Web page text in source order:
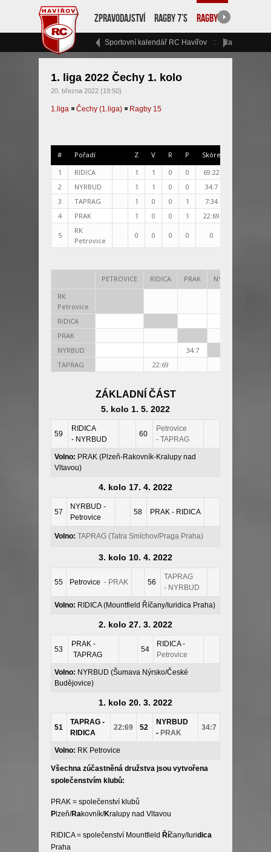
Zpravodajství Ragby 7’s Ragby 15
Sportovní kalendář RC Havířov Ragbyový
1. liga 2022 Čechy 1. kolo
20. března 2022 (19:50)
1.liga ◾ Čechy (1.liga) ◾ Ragby 15
# Pořadí Z V R P Skóre
1
RIDICA 1 1 0 0 69:22
2
NYRBUD 1 1 0 0 34:7
3
TAPRAG 1 0 0 1 7:34
4
PRAK 1 0 0 1 22:69
5
RK
Petrovice
0 0 0 0 0
PETROVICE RIDICA PRAK NYRBUD
RK
Petrovice
RIDICA
PRAK
NYRBUD
34:7
TAPRAG
22:69
ZÁKLADNÍ ČÁST
5. kolo 1. 5. 2022
59
RIDICA
- NYRBUD
60
Petrovice
- TAPRAG
Volno: PRAK (Plzeň-Rakovník-Kralupy nad
Vltavou)
4. kolo 17. 4. 2022
57
NYRBUD -
Petrovice
58 PRAK - RIDICA
Volno: TAPRAG (Tatra Smíchov/Praga Praha)
3. kolo 10. 4. 2022
55 Petrovice - PRAK 56
TAPRAG
- NYRBUD
Volno: RIDICA (Mountfield Říčany/Iuridica Praha)
2. kolo 27. 3. 2022
53
PRAK -
TAPRAG
54
RIDICA -
Petrovice
Volno: NYRBUD (Šumava Nýrsko/České
Budějovice)
1. kolo 20. 3. 2022
51
TAPRAG -
RIDICA
22:69 52
NYRBUD
- PRAK
34:7
Volno: RK Petrovice
Všechna zúčastněná družstva jsou vytvořena
společenstvím klubů:
PRAK = společenství klubů
P lzeň/Rakovník/Kralupy nad Vltavou
RIDICA = společenství Mountfield Říčany/Iuridica
Praha